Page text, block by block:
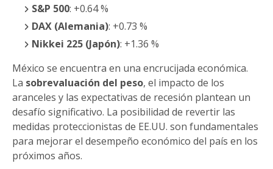
S&P 500: +0.64 %
DAX (Alemania): +0.73 %
Nikkei 225 (Japón): +1.36 %
México se encuentra en una encrucijada económica.
La sobrevaluación del peso, el impacto de los
aranceles y las expectativas de recesión plantean un
desafío significativo. La posibilidad de revertir las
medidas proteccionistas de EE.UU. son fundamentales
para mejorar el desempeño económico del país en los
próximos años.